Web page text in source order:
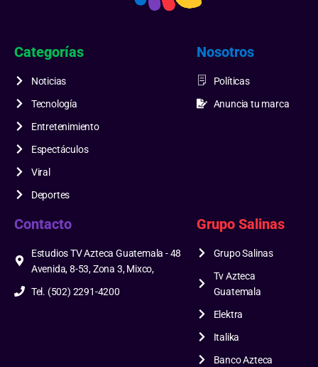
Categorías
Noticias
Tecnología
Entretenimiento
Espectáculos
Viral
Deportes
Nosotros
Políticas
Anuncia tu marca
Contacto
Estudios TV Azteca Guatemala - 48
Avenida, 8-53, Zona 3, Mixco,
Tel. (502) 2291-4200
Grupo Salinas
Grupo Salinas
Tv Azteca
Guatemala
Elektra
Italika
Banco Azteca